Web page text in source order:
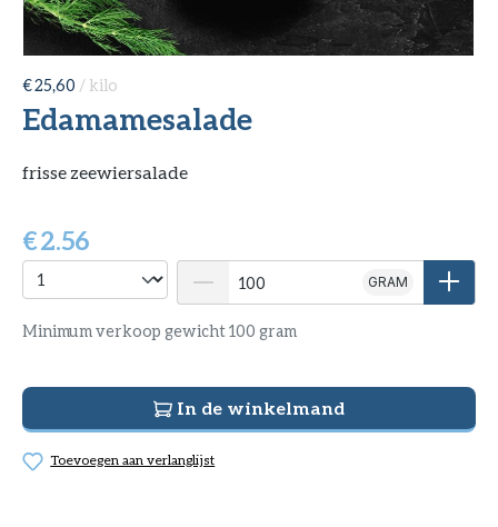
€ 25,60 / kilo
Edamamesalade
frisse zeewiersalade
€2.56
GRAM
Minimum verkoop gewicht 100 gram
In de winkelmand
Toevoegen aan verlanglijst